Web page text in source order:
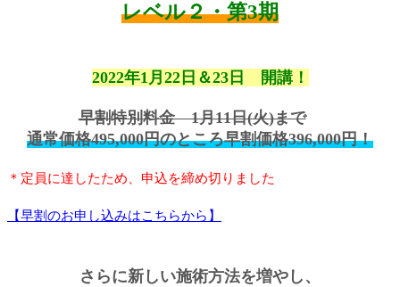
レベル２・第3期
2022年1月22日＆23日 開講！
早割特別料金 1月11日(火)まで
通常価格495,000円のところ早割価格396,000円！
＊定員に達したため、申込を締め切りました
【早割のお申し込みはこちらから】
さらに新しい施術方法を増やし、